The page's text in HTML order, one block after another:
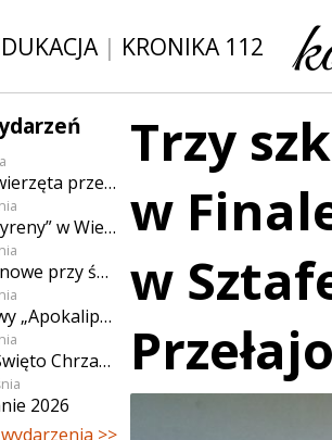
| KRONIKA 112
przeklęte”
dn. od 7 do 13 sierpnia
świecach
Chrzanu
2026
>>
Trzy
w
w